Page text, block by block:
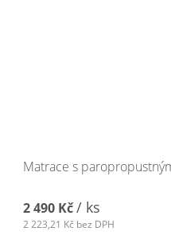
Matrace s
2 490 Kč/ ks
2 223,21 Kč bez DPH